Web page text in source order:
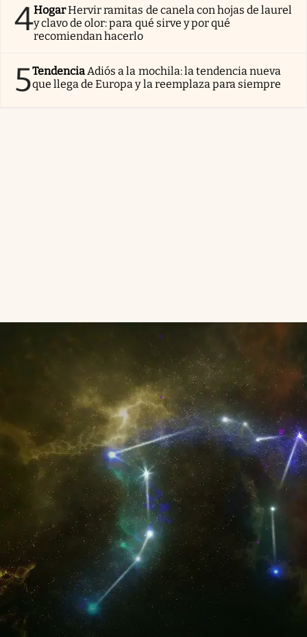
4HogarHervir ramitas de canela con hojas de laurel
y clavo de olor: para qué sirve y por qué
recomiendan hacerlo
5TendenciaAdiós a la mochila: la tendencia nueva
que llega de Europa y la reemplaza para siempre